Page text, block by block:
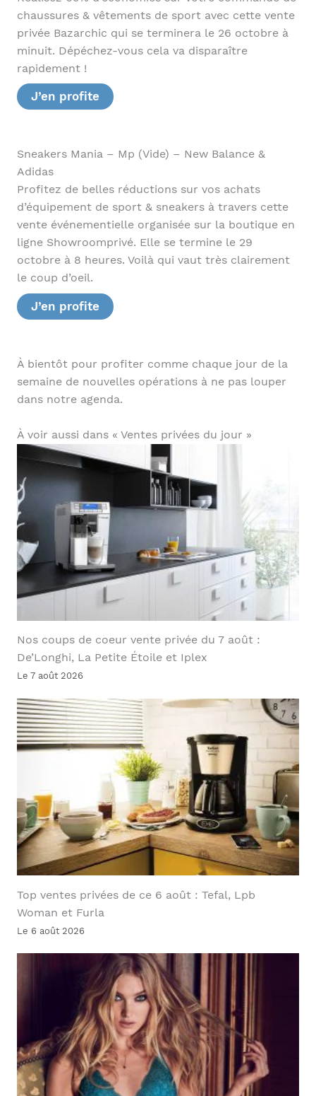
chaussures & vêtements de sport avec cette vente
privée Bazarchic qui se terminera le 26 octobre à
minuit. Dépéchez-vous cela va disparaître
rapidement !
J’en profite
Sneakers Mania – Mp (Vide) – New Balance &
Adidas
Profitez de belles réductions sur vos achats
d’équipement de sport & sneakers à travers cette
vente événementielle organisée sur la boutique en
ligne Showroomprivé. Elle se termine le 29
octobre à 8 heures. Voilà qui vaut très clairement
le coup d’oeil.
J’en profite
À bientôt pour profiter comme chaque jour de la
semaine de nouvelles opérations à ne pas louper
dans notre agenda.
À voir aussi dans « Ventes privées du jour »
Nos coups de coeur vente privée du 7 août :
De’Longhi, La Petite Étoile et Iplex
Le 7 août 2026
Top ventes privées de ce 6 août : Tefal, Lpb
Woman et Furla
Le 6 août 2026